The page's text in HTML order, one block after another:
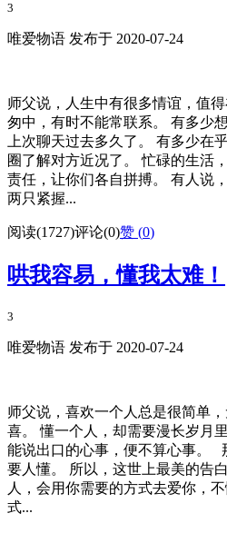
3
唯爱物语 发布于 2020-07-24
师父说，人生中有很多情谊，值
匆中，有时不能常联系。 有多少
上次聊天过去多久了。 有多少在
圈了解对方近况了。 忙碌的生活
责任，让你们各自拼搏。 有人说
两只紧握...
阅读(1727)评论(0)赞 (0)
哄我容易，懂我太难！
3
唯爱物语 发布于 2020-07-24
师父说，喜欢一个人总是很简单
喜。 懂一个人，却需要漫长岁月
能说出口的心事，便不算心事。
要人懂。 所以，这世上最美的告
人，会用你需要的方式去爱你，
式...